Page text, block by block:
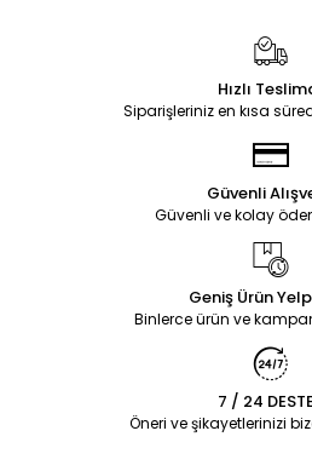
Hızlı
Siparişleriniz en kısa
Güvenli
Güvenli ve kolay
Geniş Ürün
Binlerce ürün ve
7 / 24
Öneri ve şikayetlerinizi